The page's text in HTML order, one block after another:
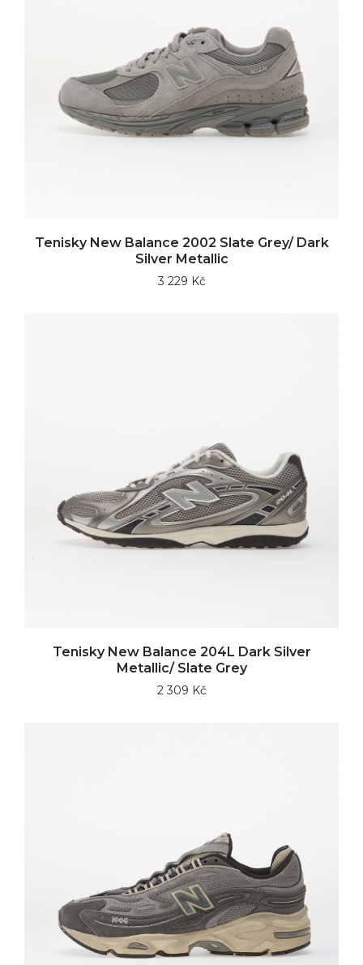
Tenisky New Balance 2002 Slate Grey/ Dark
Silver Metallic
3 229 Kč
Tenisky New Balance 204L Dark Silver
Metallic/ Slate Grey
2 309 Kč